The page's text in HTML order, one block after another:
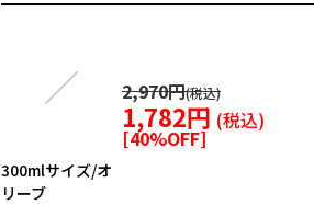
300mlサイズ/オ
リーブ
2,970円
1,782円
[40%OFF]